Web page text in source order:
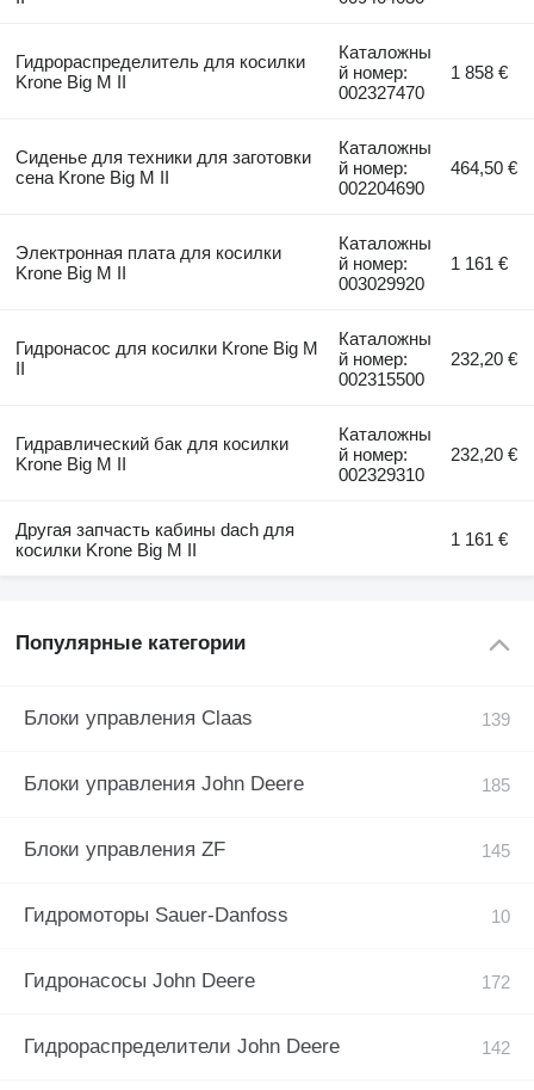
Гидрораспределитель для косилки
Krone Big M II
Каталожны
й номер:
002327470
1 858 €
Сиденье для техники для заготовки
сена Krone Big M II
Каталожны
й номер:
002204690
464,50 €
Электронная плата для косилки
Krone Big M II
Каталожны
й номер:
003029920
1 161 €
Гидронасос для косилки Krone Big M
II
Каталожны
й номер:
002315500
232,20 €
Гидравлический бак для косилки
Krone Big M II
Каталожны
й номер:
002329310
232,20 €
Другая запчасть кабины dach для
косилки Krone Big M II
1 161 €
Популярные категории
Блоки управления Claas
Блоки управления John Deere
Блоки управления ZF
Гидромоторы Sauer-Danfoss
Гидронасосы John Deere
Гидрораспределители John Deere